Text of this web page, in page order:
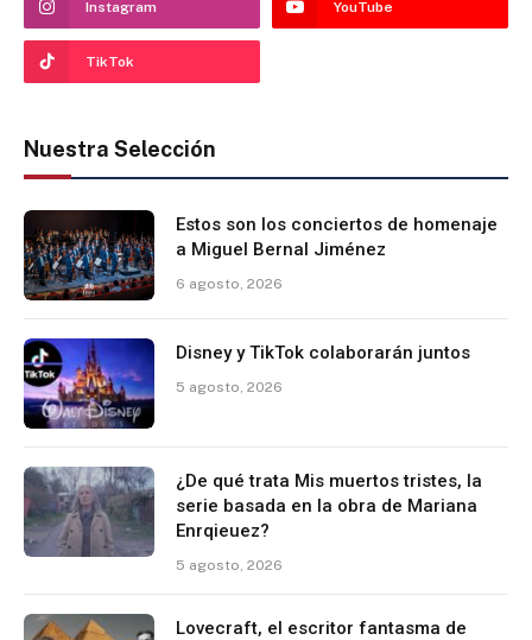
Instagram YouTube
TikTok
Nuestra Selección
Estos son los conciertos de homenaje
a Miguel Bernal Jiménez
6 agosto, 2026
Disney y TikTok colaborarán juntos
5 agosto, 2026
¿De qué trata Mis muertos tristes, la
serie basada en la obra de Mariana
Enrqieuez?
5 agosto, 2026
Lovecraft, el escritor fantasma de